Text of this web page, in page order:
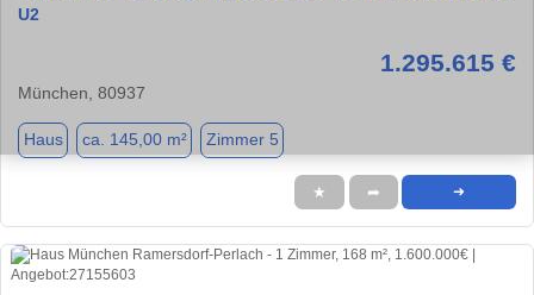
U2
1.295.615 €
München, 80937
Haus ca. 145,00 m² Zimmer 5
★ ➦ ➜